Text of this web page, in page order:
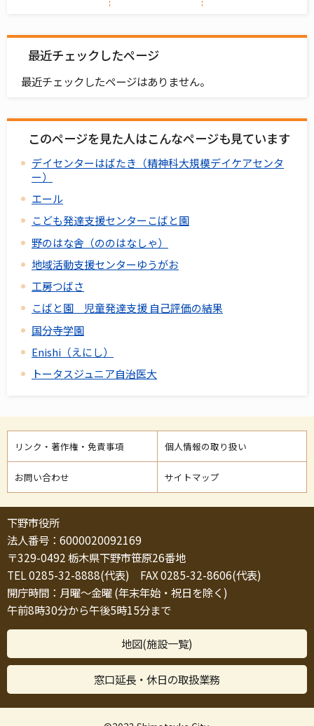
最近チェックしたページ
最近チェックしたページはありません。
このページを見た人はこんなページも見ています
デイセンターはばたき（精神科大規模デイケアセンタ
ー）
エール
こども発達支援センターこばと園
野のはな舎（ののはなしゃ）
地域活動支援センターゆうがお
工房つばさ
こばと園 児童発達支援 自己評価の結果
国分寺学園
Enishi（えにし）
トータスジュニア自治医大
リンク・著作権・免責事項 個人情報の取り扱い
お問い合わせ サイトマップ
下野市役所
法人番号：6000020092169
〒329-0492 栃木県下野市笹原26番地
TEL 0285-32-8888(代表) FAX 0285-32-8606(代表)
開庁時間：月曜～金曜 (年末年始・祝日を除く)
午前8時30分から午後5時15分まで
地図(施設一覧)
窓口延長・休日の取扱業務